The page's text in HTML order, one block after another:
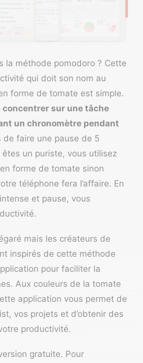
la méthode pomodoro ? Cette
qui doit son nom au
forme de tomate est simple.
concentrer sur une tâche
un chronomètre pendant
de faire une pause de 5
un puriste, vous utilisez
forme de tomate sinon
téléphone fera l’affaire. En
et pause, vous
mais les créateurs de
inspirés de cette méthode
pour faciliter la
Aux couleurs de la tomate
application vous permet de
vos projets et d’obtenir des
productivité.
gratuite. Pour